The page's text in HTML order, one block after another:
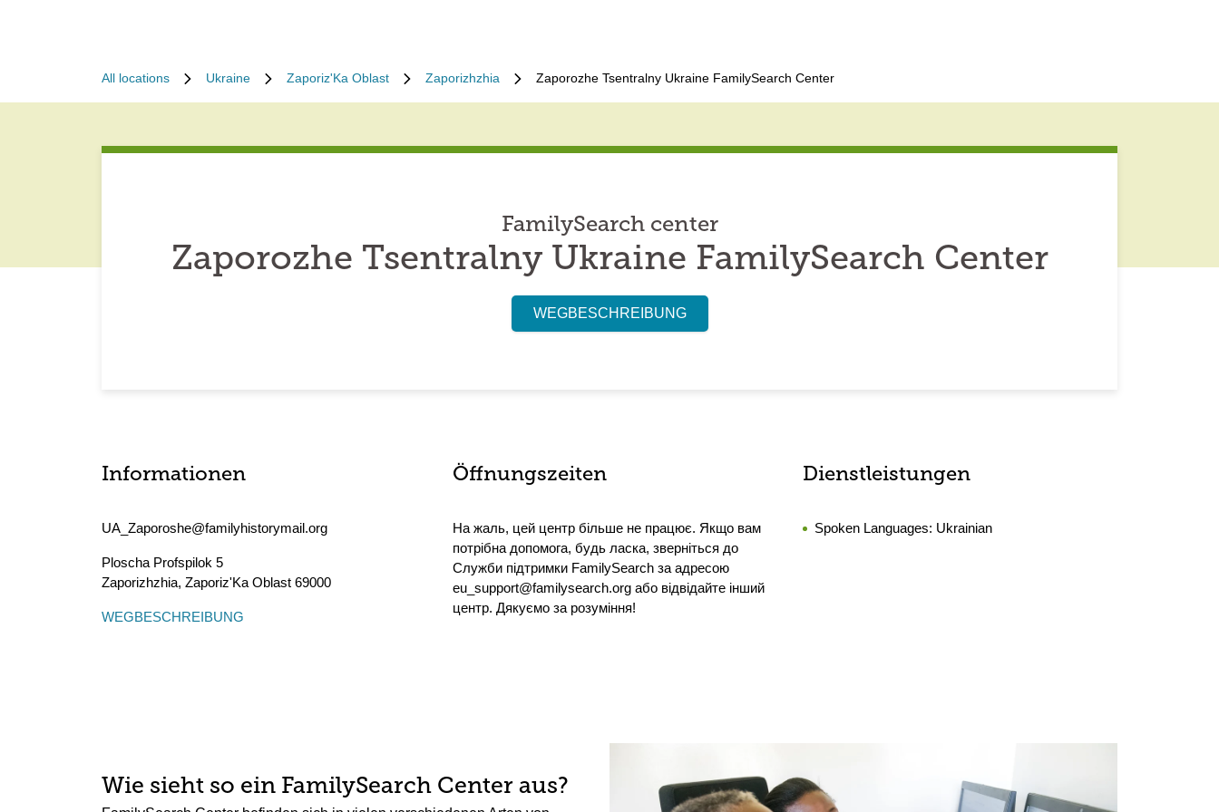
All locations Ukraine Zaporiz'Ka Oblast Zaporizhzhia Zaporozhe Tsentralny Ukraine FamilySearch Center
FamilySearch center
Zaporozhe Tsentralny Ukraine FamilySearch Center
WEGBESCHREIBUNG
Informationen
UA_Zaporoshe@familyhistorymail.org
Ploscha Profspilok 5
Zaporizhzhia, Zaporiz'Ka Oblast 69000
WEGBESCHREIBUNG
Öffnungszeiten
На жаль, цей центр більше не працює. Якщо вам
потрібна допомога, будь ласка, зверніться до
Служби підтримки FamilySearch за адресою
eu_support@familysearch.org або відвідайте інший
центр. Дякуємо за розуміння!
Dienstleistungen
Spoken Languages: Ukrainian
Wie sieht so ein FamilySearch Center aus?